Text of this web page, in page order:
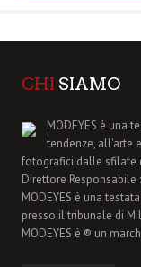
CHI SIAMO
MODEYES è una
tendenze, all'arte
fotografici dalle sfilate
Direttore Responsabile
MODEYES è una
presso il tribunale di
MODEYES è ® un